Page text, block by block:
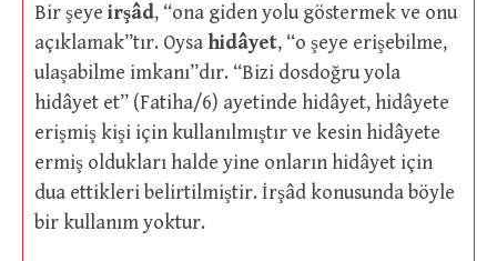
Bir şeye irşâd, “ona giden yolu göstermek ve onu
açıklamak”tır. Oysa hidâyet, “o şeye erişebilme,
ulaşabilme imkanı”dır. “Bizi dosdoğru yola
hidâyet et” (Fatiha/6) ayetinde hidâyet, hidâyete
erişmiş kişi için kullanılmıştır ve kesin hidâyete
ermiş oldukları halde yine onların hidâyet için
dua ettikleri belirtilmiştir. İrşâd konusunda böyle
bir kullanım yoktur.